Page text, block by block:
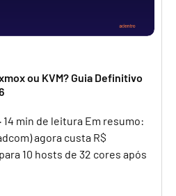
ou KVM? Guia Definitivo
14 min de leitura Em resumo:
agora custa R$
10 hosts de 32 cores após